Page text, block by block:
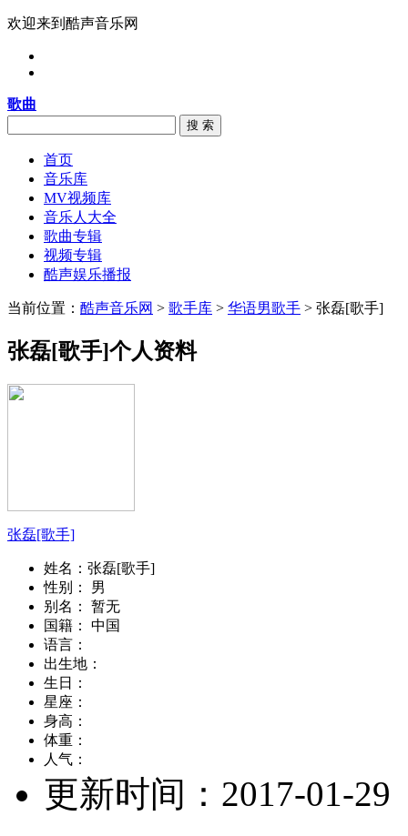
欢迎来到酷声音乐网
歌曲
搜 索
首页
音乐库
MV视频库
音乐人大全
歌曲专辑
视频专辑
酷声娱乐播报
当前位置： 酷声音乐网 > 歌手库 > 华语男歌手 > 张磊[歌手]
张磊[歌手]个人资料
张磊[歌手]
姓名： 张磊[歌手]
性别：
男
别名：
暂无
国籍：
中国
语言：
出生地：
生日：
星座：
身高：
体重：
人气：
更新时间： 2017-01-29